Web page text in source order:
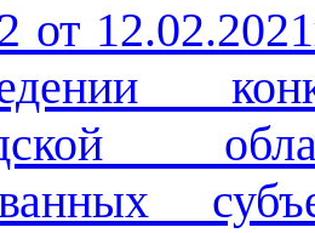
от